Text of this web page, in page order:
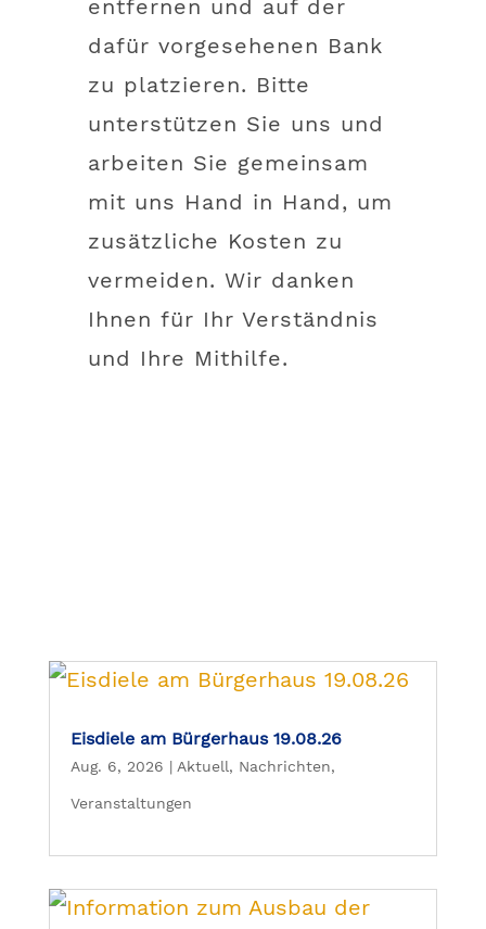
entfernen und auf der
dafür vorgesehenen Bank
zu platzieren. Bitte
unterstützen Sie uns und
arbeiten Sie gemeinsam
mit uns Hand in Hand, um
zusätzliche Kosten zu
vermeiden. Wir danken
Ihnen für Ihr Verständnis
und Ihre Mithilfe.
Eisdiele am Bürgerhaus 19.08.26
Aug. 6, 2026 | Aktuell, Nachrichten,
Veranstaltungen